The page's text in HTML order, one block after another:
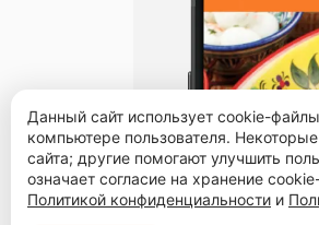
Данный сайт использует cookie-
компьютере пользователя.
сайта; другие помогают улучшить
означает согласие на хранение
Политикой конфиденциальности и